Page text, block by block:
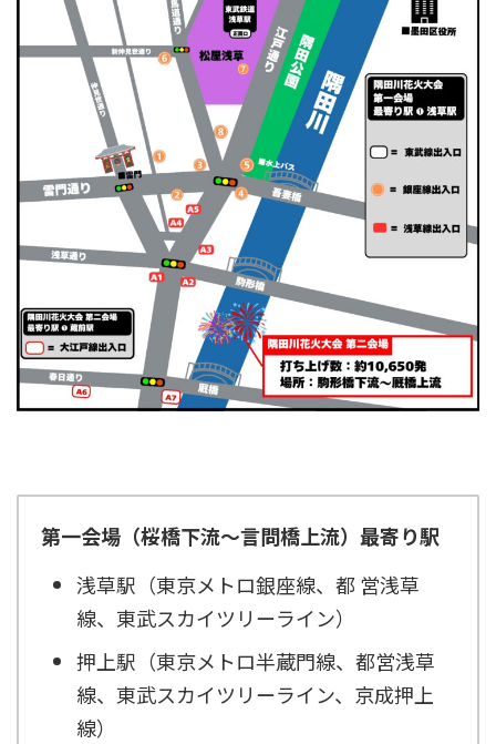
第一会場（桜橋下流～言問橋上流）最寄り駅
浅草駅（東京メトロ銀座線、都 営浅草
線、東武スカイツリーライン）
押上駅（東京メトロ半蔵門線、都営浅草
線、東武スカイツリーライン、京成押上
線）